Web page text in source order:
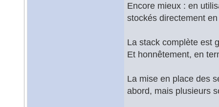
Encore mieux : en
stockés directement
La stack complète est
Et honnêtement, en
La mise en place des
abord, mais plusieurs